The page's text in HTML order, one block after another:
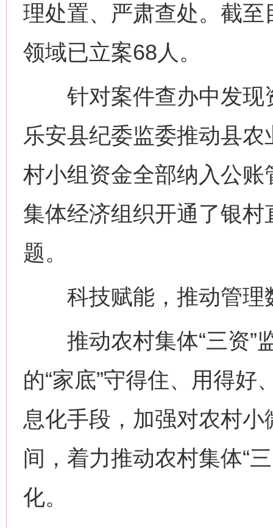
理处置、严肃查处。截至
领域已立案68人。
针对案件查办中发现
乐安县纪委监委推动县
村小组资金全部纳入公
集体经济组织开通了银
题。
科技赋能，推动管理
推动农村集体“三资”
的“家底”守得住、用得
息化手段，加强对农村
间，着力推动农村集体“
化。